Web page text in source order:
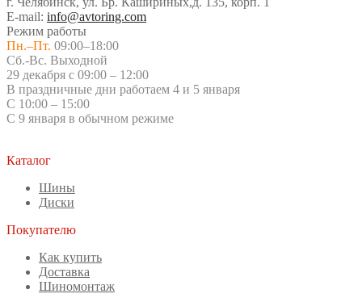
E-mail: info@avtoring.com
Режим работы
Пн.–Пт. 09:00–18:00
Сб.-Вс. Выходной
29 декабря с 09:00 – 12:00
В праздничные дни работаем 4 и 5 января
С 10:00 – 15:00
С 9 января в обычном режиме
Каталог
Шины
Диски
Покупателю
Как купить
Доставка
Шиномонтаж